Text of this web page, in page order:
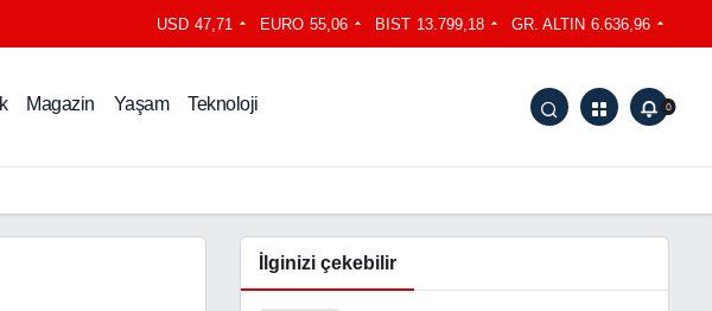
USD 47,71 EURO 55,06 BIST 13.799,18 GR. ALTIN 6.636,96
Magazin Yaşam Teknoloji 0
İlginizi çekebilir